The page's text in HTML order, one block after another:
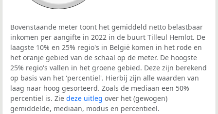
Bovenstaande meter toont het gemiddeld netto belastbaar
inkomen per aangifte in 2022 in de buurt Tilleul Hemlot. De
laagste 10% en 25% regio's in België komen in het rode en
het oranje gebied van de schaal op de meter. De hoogste
25% regio's vallen in het groene gebied. Deze zijn berekend
op basis van het 'percentiel'. Hierbij zijn alle waarden van
laag naar hoog gesorteerd. Zoals de mediaan een 50%
percentiel is. Zie deze uitleg over het (gewogen)
gemiddelde, mediaan, modus en percentieel.